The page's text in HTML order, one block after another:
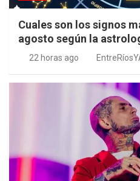
Cuales son los signos
agosto según la
22 horas ago